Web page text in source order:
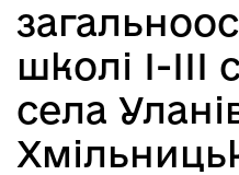
школі І-ІІІ
села